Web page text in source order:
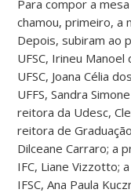
Para compor a
chamou, primeiro, a
Depois, subiram ao
UFSC, Irineu
UFSC, Joana Célia
UFFS, Sandra
reitora da Udesc,
reitora de
Dilceane Carraro; a
IFC, Liane Vizzotto;
IFSC, Ana Paula